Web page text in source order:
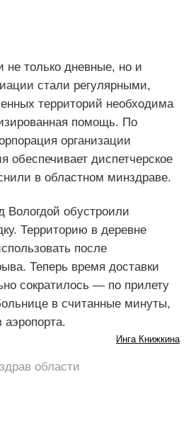
не только дневные, но и
стали регулярными,
территорий необходима
помощь. По
организации
обеспечивает диспетчерское
в областном минздраве.
Вологдой обустроили
Территорию в деревне
после
Теперь время доставки
сократилось — по прилету
в считанные минуты,
аэропорта.
Инга Книжкина
области